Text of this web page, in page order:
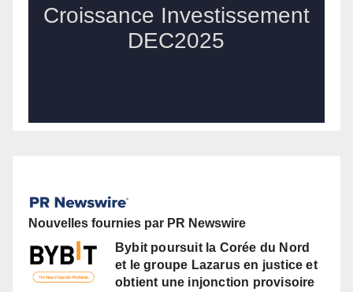
Nouvelles fournies par PR Newswire
Bybit poursuit la Corée du Nord
et le groupe Lazarus en justice et
obtient une injonction provisoire